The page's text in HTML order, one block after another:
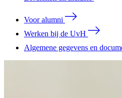
Voor alumni
Werken bij de UvH
Algemene gegevens en